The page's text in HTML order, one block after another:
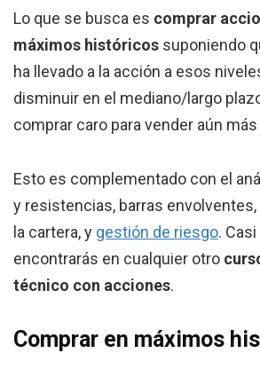
Lo que se busca es comprar
máximos históricos suponiendo
ha llevado a la acción a esos
disminuir en el mediano/largo
comprar caro para vender aún más
Esto es complementado con el
y resistencias, barras
la cartera, y gestión de riesgo.
encontrarás en cualquier otro
técnico con acciones.
Comprar en máximos